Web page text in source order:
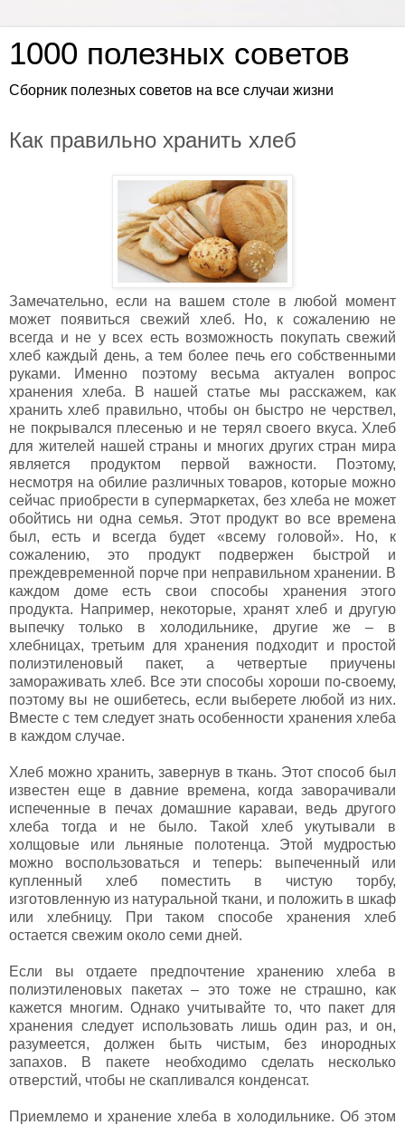
1000 полезных советов
Сборник полезных советов на все случаи жизни
Как правильно хранить хлеб
Замечательно, если на вашем столе в любой момент
может появиться свежий хлеб. Но, к сожалению не
всегда и не у всех есть возможность покупать свежий
хлеб каждый день, а тем более печь его собственными
руками. Именно поэтому весьма актуален вопрос
хранения хлеба. В нашей статье мы расскажем, как
хранить хлеб правильно, чтобы он быстро не черствел,
не покрывался плесенью и не терял своего вкуса. Хлеб
для жителей нашей страны и многих других стран мира
является продуктом первой важности. Поэтому,
несмотря на обилие различных товаров, которые можно
сейчас приобрести в супермаркетах, без хлеба не может
обойтись ни одна семья. Этот продукт во все времена
был, есть и всегда будет «всему головой». Но, к
сожалению, это продукт подвержен быстрой и
преждевременной порче при неправильном хранении. В
каждом доме есть свои способы хранения этого
продукта. Например, некоторые, хранят хлеб и другую
выпечку только в холодильнике, другие же – в
хлебницах, третьим для хранения подходит и простой
полиэтиленовый пакет, а четвертые приучены
замораживать хлеб. Все эти способы хороши по-своему,
поэтому вы не ошибетесь, если выберете любой из них.
Вместе с тем следует знать особенности хранения хлеба
в каждом случае.
Хлеб можно хранить, завернув в ткань. Этот способ был
известен еще в давние времена, когда заворачивали
испеченные в печах домашние караваи, ведь другого
хлеба тогда и не было. Такой хлеб укутывали в
холщовые или льняные полотенца. Этой мудростью
можно воспользоваться и теперь: выпеченный или
купленный хлеб поместить в чистую торбу,
изготовленную из натуральной ткани, и положить в шкаф
или хлебницу. При таком способе хранения хлеб
остается свежим около семи дней.
Если вы отдаете предпочтение хранению хлеба в
полиэтиленовых пакетах – это тоже не страшно, как
кажется многим. Однако учитывайте то, что пакет для
хранения следует использовать лишь один раз, и он,
разумеется, должен быть чистым, без инородных
запахов. В пакете необходимо сделать несколько
отверстий, чтобы не скапливался конденсат.
Приемлемо и хранение хлеба в холодильнике. Об этом